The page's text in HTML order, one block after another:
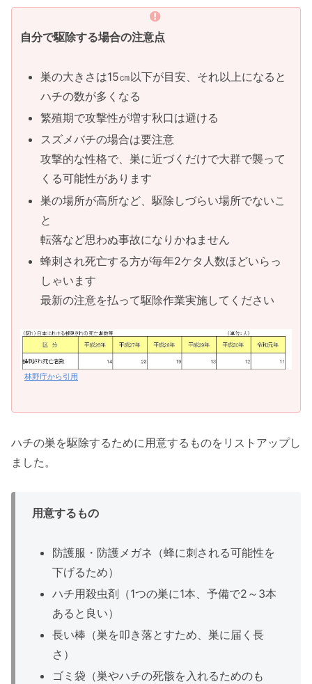
自分で駆除する場合の注意点
巣の大きさは15㎝以下が目安、それ以上になると
ハチの数が多くなる
繁殖期で攻撃性が増す秋口は避ける
スズメバチの場合は要注意
攻撃的な性格で、巣に近づくだけで大群で襲って
くる可能性があります
巣の場所が高所など、駆除しづらい場所でないこ
と
転落など思わぬ事故になりかねません
蜂刺され死亡する方が毎年2ケタ人数ほどいらっ
しゃいます
最新の注意を払って駆除作業実施してください
林野庁から引用
ハチの巣を駆除するために用意するものをリストアップし
ました。
用意するもの
防護服・防護メガネ（蜂に刺される可能性を
下げるため）
ハチ用殺虫剤（1つの巣に1本、予備で2～3本
あると良い）
長い棒（巣を叩き落とすため、巣に届く長
さ）
ゴミ袋（巣やハチの死骸を入れるためのも